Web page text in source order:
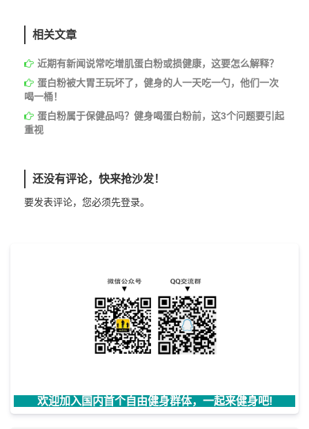
相关文章
近期有新闻说常吃增肌蛋白粉或损健康，这要怎么解释？
蛋白粉被大胃王玩坏了，健身的人一天吃一勺，他们一次
喝一桶！
蛋白粉属于保健品吗？健身喝蛋白粉前，这3个问题要引起
重视
还没有评论，快来抢沙发！
要发表评论，您必须先登录。
欢迎加入国内首个自由健身群体，一起来健身吧!